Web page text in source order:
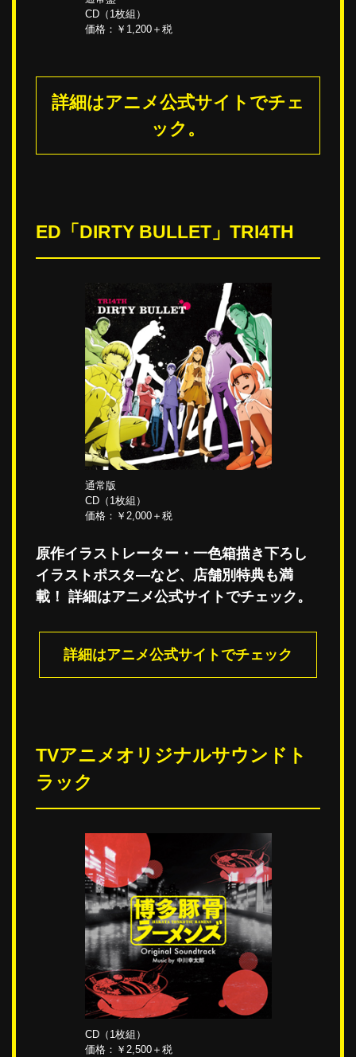
CD（1枚組）
価格：￥1,200＋税
詳細はアニメ公式サイトでチェ
ック。
ED「DIRTY BULLET」TRI4TH
通常版
CD（1枚組）
価格：￥2,000＋税
原作イラストレーター・一色箱描き下ろし
イラストポスタ―など、店舗別特典も満
載！ 詳細はアニメ公式サイトでチェック。
詳細はアニメ公式サイトでチェック
TVアニメオリジナルサウンドト
ラック
CD（1枚組）
価格：￥2,500＋税